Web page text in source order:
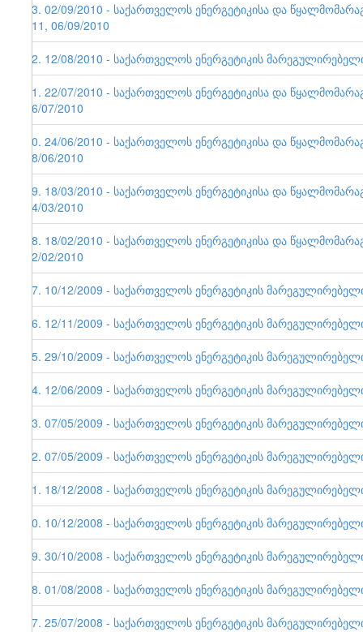
43. 02/09/2010 - საქართველოს ენერგეტიკისა და
111, 06/09/2010
42. 12/08/2010 - საქართველოს ენერგეტიკის
41. 22/07/2010 - საქართველოს ენერგეტიკისა და
26/07/2010
40. 24/06/2010 - საქართველოს ენერგეტიკისა და
28/06/2010
39. 18/03/2010 - საქართველოს ენერგეტიკისა და
24/03/2010
38. 18/02/2010 - საქართველოს ენერგეტიკისა და
22/02/2010
37. 10/12/2009 - საქართველოს ენერგეტიკის
36. 12/11/2009 - საქართველოს ენერგეტიკის
35. 29/10/2009 - საქართველოს ენერგეტიკის
34. 12/06/2009 - საქართველოს ენერგეტიკის
33. 07/05/2009 - საქართველოს ენერგეტიკის
32. 07/05/2009 - საქართველოს ენერგეტიკის
31. 18/12/2008 - საქართველოს ენერგეტიკის
30. 10/12/2008 - საქართველოს ენერგეტიკის
29. 30/10/2008 - საქართველოს ენერგეტიკის
28. 01/08/2008 - საქართველოს ენერგეტიკის
27. 25/07/2008 - საქართველოს ენერგეტიკის